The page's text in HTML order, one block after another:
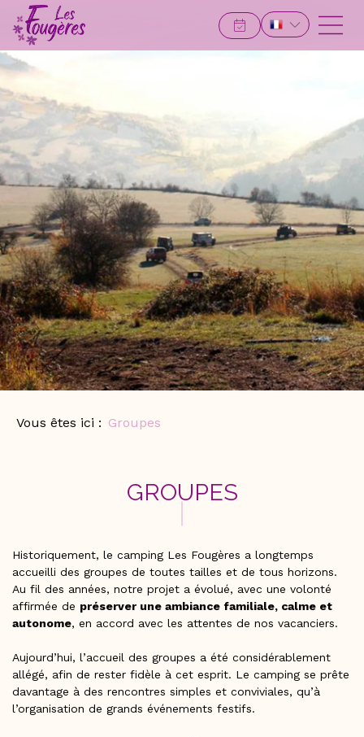
Vous êtes ici : Groupes
GROUPES
Historiquement, le camping Les Fougères a longtemps
accueilli des groupes de toutes tailles et de tous horizons.
Au fil des années, notre projet a évolué, avec une volonté
affirmée de préserver une ambiance familiale, calme et
autonome, en accord avec les attentes de nos vacanciers.
Aujourd’hui, l’accueil des groupes a été considérablement
allégé, afin de rester fidèle à cet esprit. Le camping se prête
davantage à des rencontres simples et conviviales, qu’à
l’organisation de grands événements festifs.